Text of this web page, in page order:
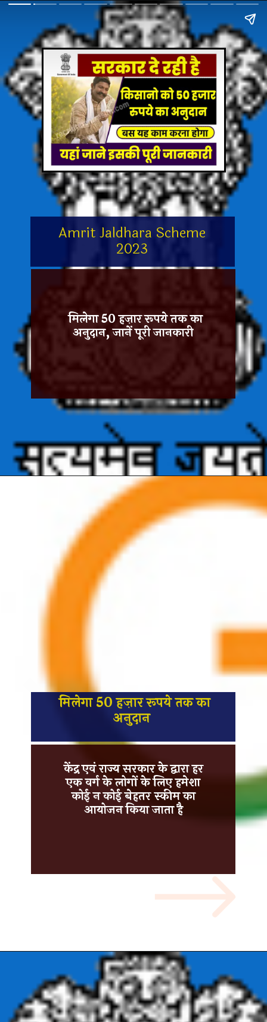
Amrit Jaldhara Scheme
2023
मिलेगा 50 हज़ार रूपये तक का
अनुदान, जानें पूरी जानकारी
मिलेगा 50 हज़ार रूपये तक का
अनुदान
केंद्र एवं राज्य सरकारके द्वारा हर
एक वर्ग के लोगों के लिए हमेशा
कोई न कोई बेहतर स्कीम का
आयोजन किया जाता है